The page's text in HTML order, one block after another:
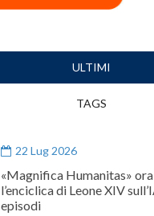
ULTIMI
TAGS
22 Lug 2026
«Magnifica Humanitas»
l’enciclica di Leone XIV
episodi